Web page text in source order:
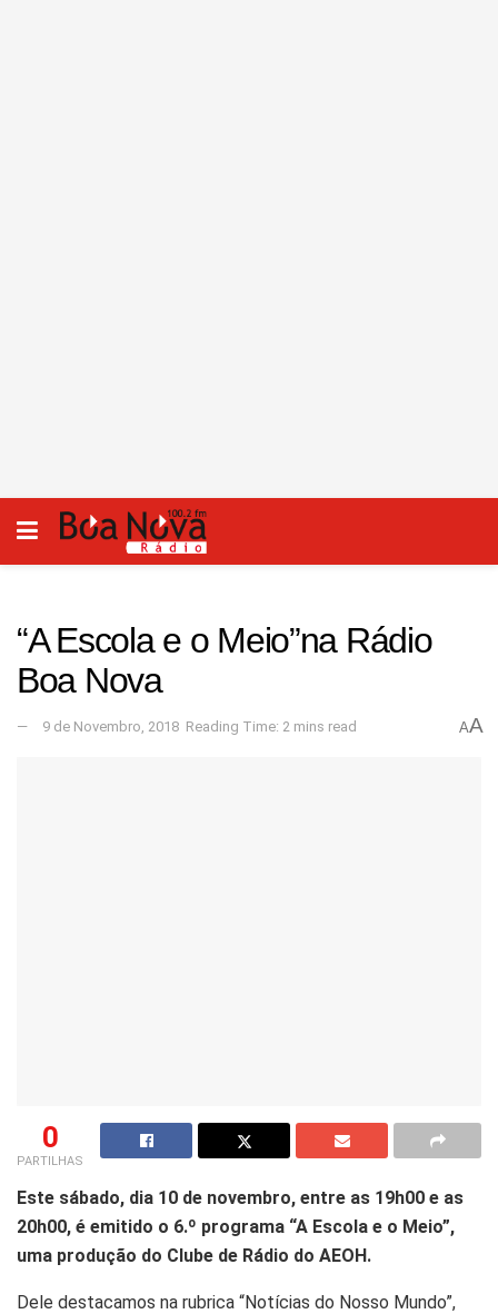
“A Escola e o Meio”na Rádio
Boa Nova
9 de Novembro, 2018 Reading Time: 2 mins read AA
0
PARTILHAS
Este sábado, dia 10 de novembro, entre as 19h00 e as
20h00, é emitido o 6.º programa “A Escola e o Meio”,
uma produção do Clube de Rádio do AEOH.
Dele destacamos na rubrica “Notícias do Nosso Mundo”,